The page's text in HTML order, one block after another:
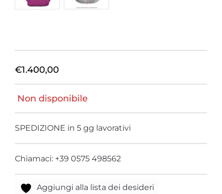
Home
€1.400,00
Non disponibile
SPEDIZIONE in 5 gg lavorativi
Chiamaci: +39 0575 498562
Aggiungi alla lista dei desideri